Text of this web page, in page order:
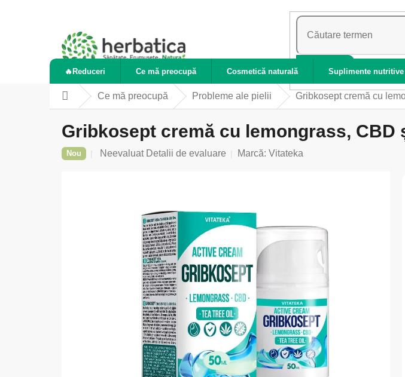
CĂUTARE
🔥Reduceri Ce mă preocupă Cosmetică naturală Suplimente nutritive
AcasăCe mă preocupă Probleme ale pielii Gribkosept cremă cu
Gribkosept cremă cu lemongrass, CBD
Nou
Evaluarea
Neevaluat Detalii de evaluare Marcă: Vitateka